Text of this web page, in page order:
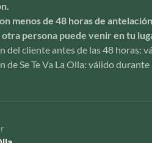
menos de 48 horas de
otra persona puede venir en tu
del cliente antes de las 48 horas:
de Se Te Va La Olla: válido